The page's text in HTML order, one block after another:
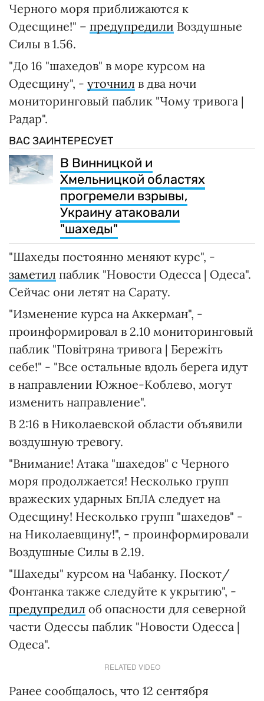
Черного моря приближаются к
Одесщине!" – предупредили Воздушные
Силы в 1.56.
"До 16 "шахедов" в море курсом на
Одесщину", - уточнил в два ночи
мониторинговый паблик "Чому тривога |
Радар".
ВАС ЗАИНТЕРЕСУЕТ
В Винницкой и
Хмельницкой областях
прогремели взрывы,
Украину атаковали
"шахеды"
"Шахеды постоянно меняют курс", -
заметил паблик "Новости Одесса | Одеса".
Сейчас они летят на Сарату.
"Изменение курса на Аккерман", -
проинформировал в 2.10 мониторинговый
паблик "Повітряна тривога️ | Бережіть
себе!" - "Все остальные вдоль берега идут
в направлении Южное-Коблево, могут
изменить направление".
В 2:16 в Николаевской области объявили
воздушную тревогу.
"Внимание! Атака "шахедов" с Черного
моря продолжается! Несколько групп
вражеских ударных БпЛА следует на
Одесщину! Несколько групп "шахедов" -
на Николаевщину!", - проинформировали
Воздушные Силы в 2.19.
"Шахеды" курсом на Чабанку. Поскот/
Фонтанка также следуйте к укрытию", -
предупредил об опасности для северной
части Одессы паблик "Новости Одесса |
Одеса".
RELATED VIDEO
Ранее сообщалось, что 12 сентября